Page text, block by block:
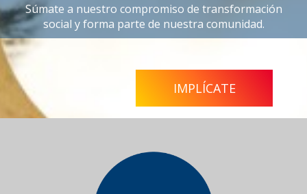
Súmate a nuestro compromiso de transformación
social y forma parte de nuestra comunidad.
IMPLÍCATE